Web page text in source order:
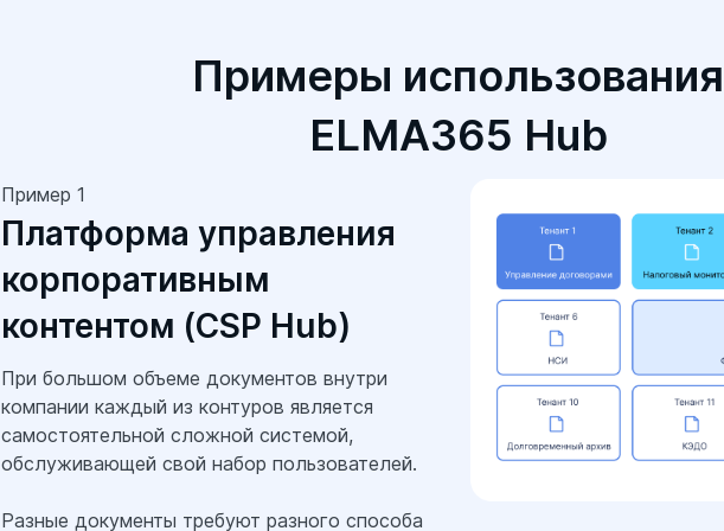
Примеры использования
ELMA365 Hub
Пример 1
Платформа управления
корпоративным
контентом (CSP Hub)
При большом объеме документов внутри
компании каждый из контуров является
самостоятельной сложной системой,
обслуживающей свой набор пользователей.
Разные документы требуют разного способа